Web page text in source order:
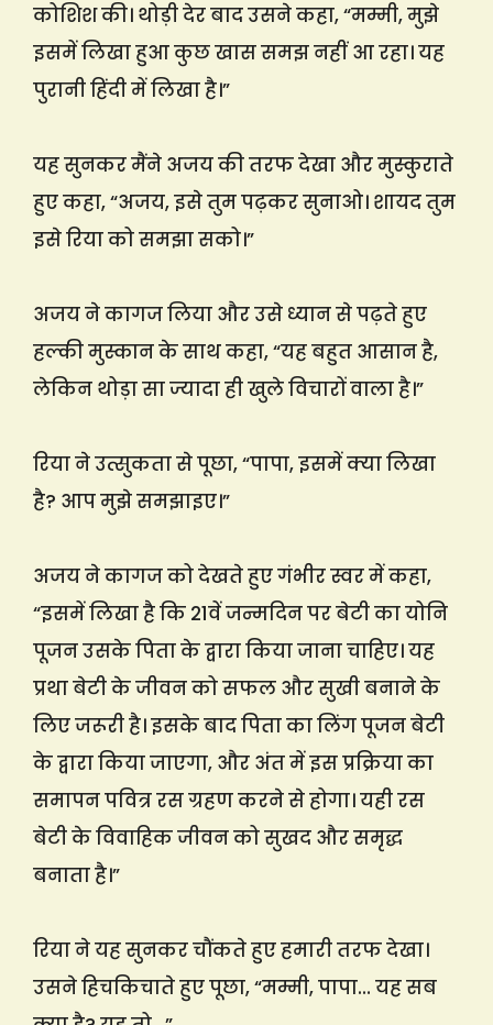
कोशिश की। थोड़ी देर बाद उसने कहा, “मम्मी, मुझे
इसमें लिखा हुआ कुछ खास समझ नहीं आ रहा। यह
पुरानी हिंदी में लिखा है।”
यह सुनकर मैंने अजय की तरफ देखा और मुस्कुराते
हुए कहा, “अजय, इसे तुम पढ़कर सुनाओ। शायद तुम
इसे रिया को समझा सको।”
अजय ने कागज लिया और उसे ध्यान से पढ़ते हुए
हल्की मुस्कान के साथ कहा, “यह बहुत आसान है,
लेकिन थोड़ा सा ज्यादा ही खुले विचारों वाला है।”
रिया ने उत्सुकता से पूछा, “पापा, इसमें क्या लिखा
है? आप मुझे समझाइए।”
अजय ने कागज को देखते हुए गंभीर स्वर में कहा,
“इसमें लिखा है कि 21वें जन्मदिन पर बेटी का योनि
पूजन उसके पिता के द्वारा किया जाना चाहिए। यह
प्रथा बेटी के जीवन को सफल और सुखी बनाने के
लिए जरूरी है। इसके बाद पिता का लिंग पूजन बेटी
के द्वारा किया जाएगा, और अंत में इस प्रक्रिया का
समापन पवित्र रस ग्रहण करने से होगा। यही रस
बेटी के विवाहिक जीवन को सुखद और समृद्ध
बनाता है।”
रिया ने यह सुनकर चौंकते हुए हमारी तरफ देखा।
उसने हिचकिचाते हुए पूछा, “मम्मी, पापा… यह सब